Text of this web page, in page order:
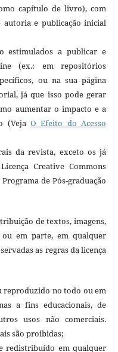
capítulo de livro), com
autoria e publicação inicial
estimulados a publicar e
(ex.: em repositórios
ou na sua página
já que isso pode gerar
aumentar o impacto e a
(Veja O Efeito do Acesso
da revista, exceto os já
Creative Commons
Programa de Pós-graduação
de textos, imagens,
em parte, em qualquer
as regras da licença
reproduzido no todo ou em
a fins educacionais, de
usos não comerciais.
são proibidas;
redistribuído em qualquer